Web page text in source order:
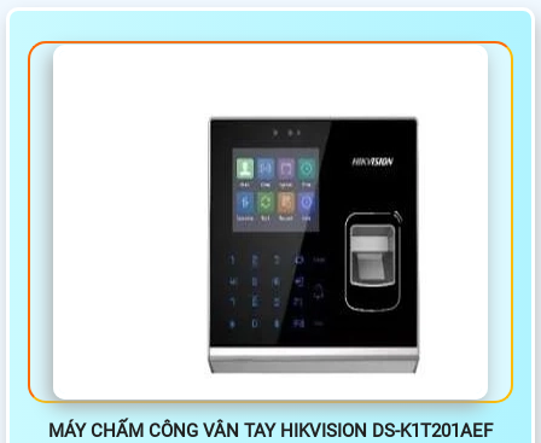
MÁY CHẤM CÔNG VÂN TAY HIKVISION DS-K1T201AEF